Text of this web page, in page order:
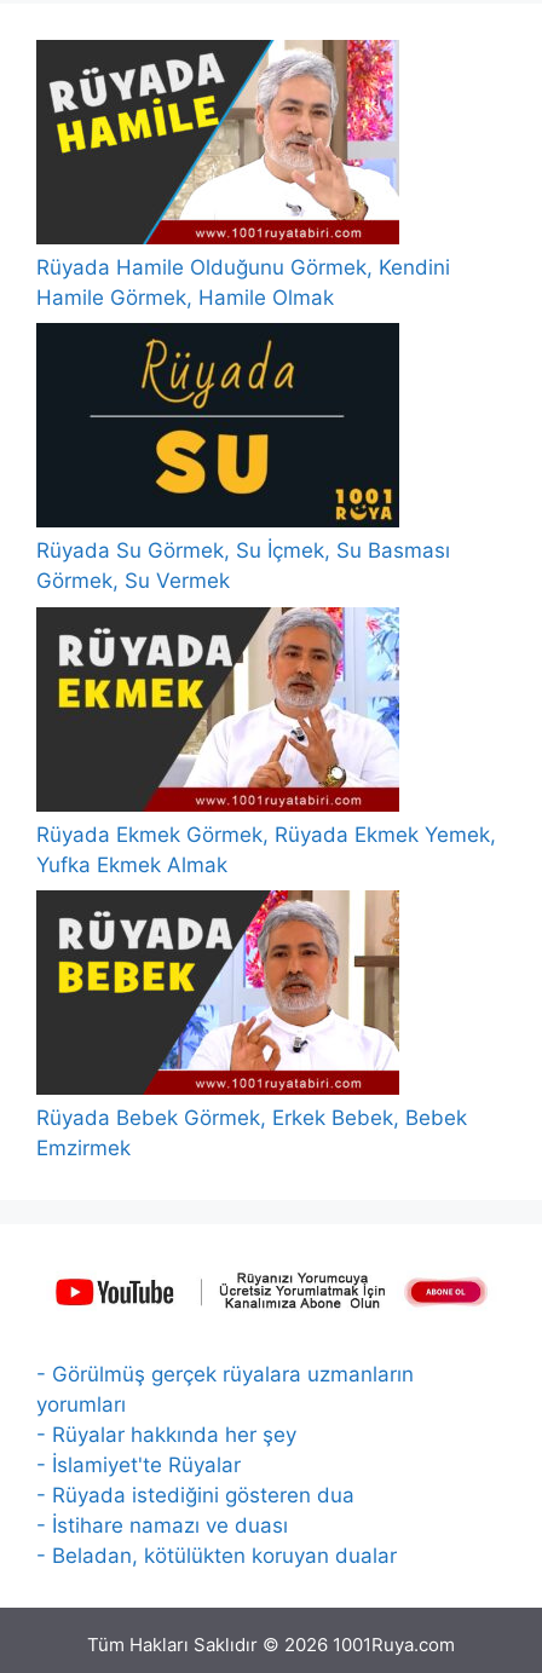
Rüyada Hamile Olduğunu Görmek, Kendini
Hamile Görmek, Hamile Olmak
Rüyada Su Görmek, Su İçmek, Su Basması
Görmek, Su Vermek
Rüyada Ekmek Görmek, Rüyada Ekmek Yemek,
Yufka Ekmek Almak
Rüyada Bebek Görmek, Erkek Bebek, Bebek
Emzirmek
- Görülmüş gerçek rüyalara uzmanların
yorumları
- Rüyalar hakkında her şey
- İslamiyet'te Rüyalar
- Rüyada istediğini gösteren dua
- İstihare namazı ve duası
- Beladan, kötülükten koruyan dualar
Tüm Hakları Saklıdır © 2026 1001Ruya.com